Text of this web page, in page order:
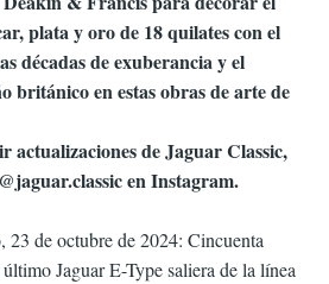
plata y oro de 18 quilates con el
décadas de exuberancia y el
británico en estas obras de arte de
actualizaciones de Jaguar Classic,
en Instagram.
de octubre de 2024: Cincuenta
Jaguar E-Type saliera de la línea